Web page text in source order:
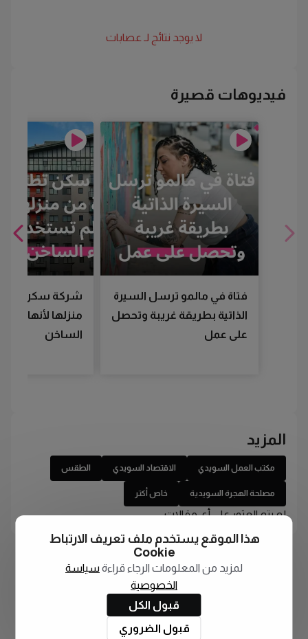
لا يوجد نتائج لـ عصابات
فيديوهات قصيرة
فتاة في مالمو ترسل السيرة
الذاتية بطريقة غريبة وتحصل
على عمل
شركة سكن
منزلها لأنها لم
الساخن
المزيد
مكتب العمل السويدي الاقتصاد السويدي الطقس
مصلحة الهجرة السويدية خاص أكتر
لم يتم العثور على أي مقالات
هذا الموقع يستخدم ملف تعريف الارتباط
Cookie
لمزيد من المعلومات الرجاء قراءة سياسة
الخصوصية
قبول الكل
قبول الضروري